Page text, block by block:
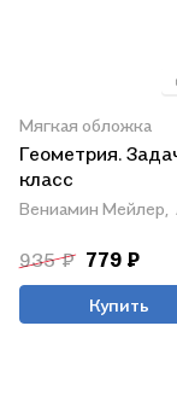
Мягкая обложка
Геометрия.
класс
Вениамин Мейлер,
935 ₽ 779 ₽
Купить